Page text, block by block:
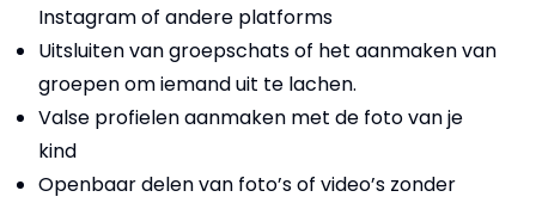
Instagram of andere platforms
Uitsluiten van groepschats of het aanmaken van
groepen om iemand uit te lachen.
Valse profielen aanmaken met de foto van je
kind
Openbaar delen van foto’s of video’s zonder